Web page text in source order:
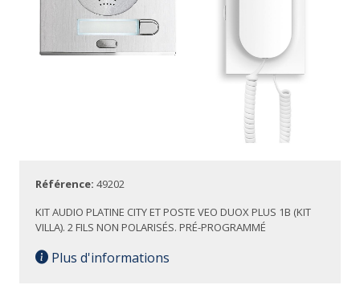
Référence: 49202
KIT AUDIO PLATINE CITY ET POSTE VEO DUOX PLUS 1B (KIT
VILLA). 2 FILS NON POLARISÉS. PRÉ-PROGRAMMÉ
Plus d'informations